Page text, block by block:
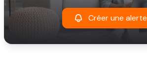
Créer une alerte